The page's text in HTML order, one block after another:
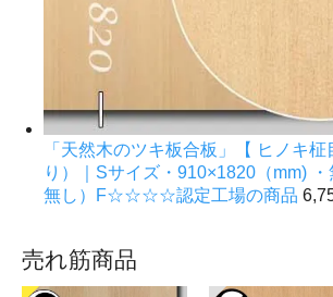
「天然木のツキ板合板」【 ヒノキ
り）｜Sサイズ・910×1820（mm)
無し）F☆☆☆☆認定工場の商品
売れ筋商品